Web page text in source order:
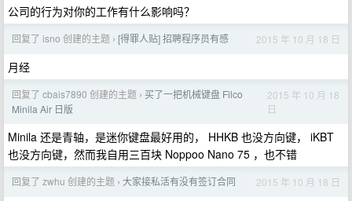
公司的行为对你的工作有什么影响吗？
回复了 isno 创建的主题 › [得罪人贴] 招聘程序员有感 2015 年 10 月 18 日
月经
回复了 cbais7890 创建的主题 › 买了一把机械键盘 Filco
Minila Air 日版
2015 年 10 月 18
日
Minila 还是青轴，是迷你键盘最好用的， HHKB 也没方向键， iKBT
也没方向键，然而我自用三百块 Noppoo Nano 75 ，也不错
回复了 zwhu 创建的主题 › 大家接私活有没有签订合同 2015 年 10 月 18 日